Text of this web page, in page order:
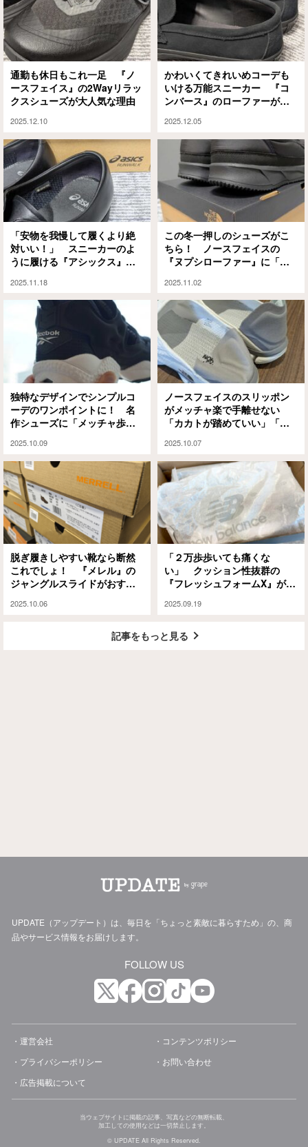
通勤も休日もこれ一足 『ノ
ースフェイス』の2Wayリラッ
クスシューズが大人気な理由
2025.12.10
かわいくてきれいめコーデも
いける万能スニーカー 『コ
ンバース』のローファーが使
2025.12.05
「安物を我慢して履くより絶
対いい！」 スニーカーのよ
うに履ける『アシックス』の
2025.11.18
この冬一押しのシューズがこ
ちら！ ノースフェイスの
『ヌプシローファー』に「一
わいい」の声
2025.11.02
独特なデザインでシンプルコ
ーデのワンポイントに！ 名
作シューズに「メッチャ歩き
2025.10.09
ノースフェイスのスリッポン
がメッチャ楽で手離せない
「カカトが踏めていい」「脱
い」
2025.10.07
脱ぎ履きしやすい靴なら断然
これでしょ！ 『メレル』の
ジャングルスライドがおすす
2025.10.06
「２万歩歩いても痛くな
い」 クッション性抜群の
『フレッシュフォームX』がと
2025.09.19
記事をもっと見る
UPDATE（アップデート）は、毎日を「ちょっと素敵に暮らすため」の、商
品やサービス情報をお届けします。
FOLLOW US
運営会社
コンテンツポリシー
プライバシーポリシー
お問い合わせ
広告掲載について
当ウェブサイトに掲載の記事、写真などの無断転載、
加工しての使用などは一切禁止します。
© UPDATE All Rights Reserved.